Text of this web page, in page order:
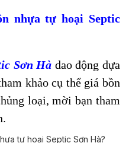
nhựa tự hoại Septic
Sơn Hà dao động dựa
khảo cụ thể giá bồn
loại, mời bạn tham